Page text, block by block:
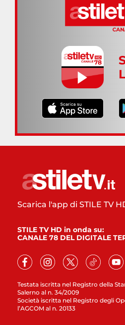
Testata iscritta nel Registro della
Salerno al n. 34/2009
Società iscritta nel Registro degli
l’AGCOM al n. 20133
Scarica l'app di STILE TV
STILE TV HD in onda su:
CANALE 78 DEL DIGITALE